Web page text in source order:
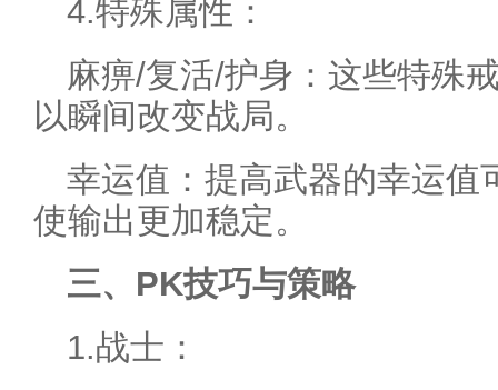
4.特殊属性：
麻痹/复活/护身：这些特殊
以瞬间改变战局。
幸运值：提高武器的幸运值
使输出更加稳定。
三、PK技巧与策略
1.战士：